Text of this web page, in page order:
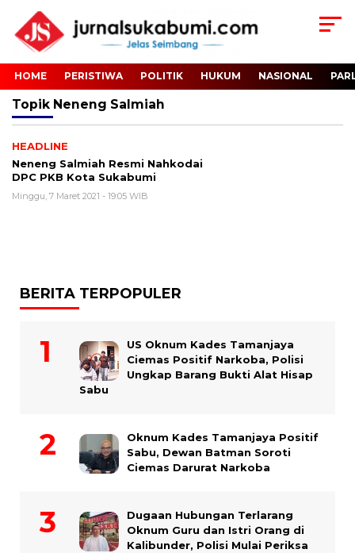
HOME PERISTIWA POLITIK HUKUM NASIONAL
Topik Neneng Salmiah
HEADLINE
Neneng Salmiah Resmi Nahkodai
DPC PKB Kota Sukabumi
Minggu, 7 Maret 2021 - 19:05 WIB
BERITA TERPOPULER
US Oknum Kades Tamanjaya
Ciemas Positif Narkoba, Polisi
Ungkap Barang Bukti Alat Hisap
Sabu
Oknum Kades Tamanjaya Positif
Sabu, Dewan Batman Soroti
Ciemas Darurat Narkoba
Dugaan Hubungan Terlarang
Oknum Guru dan Istri Orang di
Kalibunder, Polisi Mulai Periksa